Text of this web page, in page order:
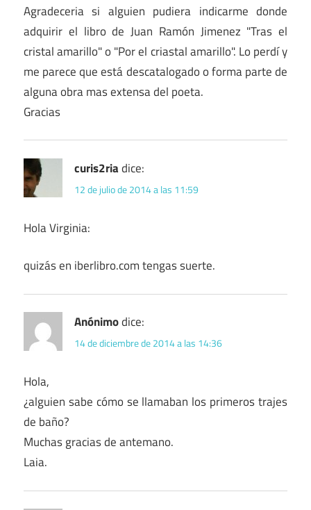
Agradeceria si alguien pudiera indicarme donde
adquirir el libro de Juan Ramón Jimenez "Tras el
cristal amarillo" o "Por el criastal amarillo". Lo perdí y
me parece que está descatalogado o forma parte de
alguna obra mas extensa del poeta.
Gracias
curis2riadice:
12 de julio de 2014 a las 11:59
Hola Virginia:
quizás en iberlibro.com tengas suerte.
Anónimodice:
14 de diciembre de 2014 a las 14:36
Hola,
¿alguien sabe cómo se llamaban los primeros trajes
de baño?
Muchas gracias de antemano.
Laia.